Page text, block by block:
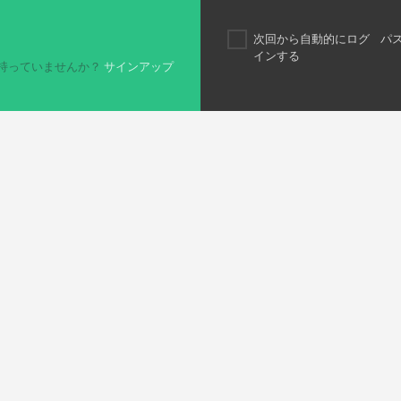
っていませんか？ サインアップ
次回から自動的にログ
インする
パ